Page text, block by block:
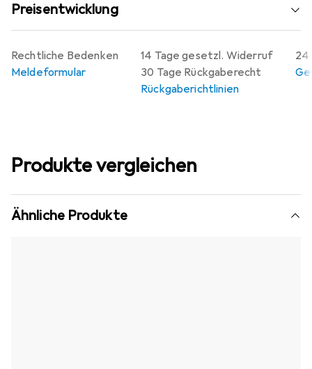
Preisentwicklung
14 Tage gesetzl. Widerruf
30 Tage Rückgaberecht
Rückgaberichtlinien
24
Rechtliche Bedenken
Meldeformular
Produkte vergleichen
Ähnliche Produkte